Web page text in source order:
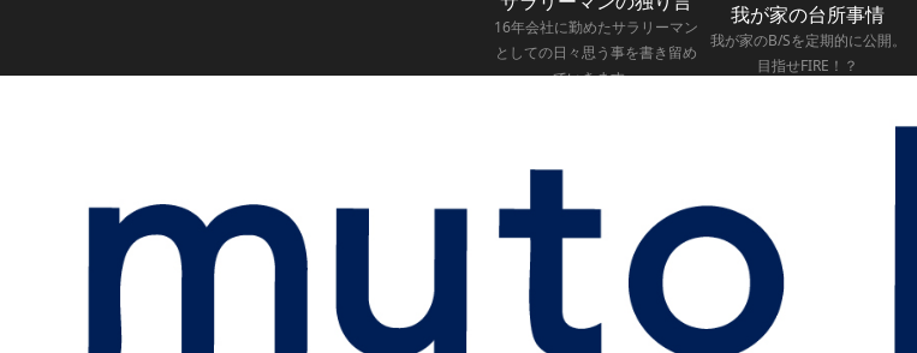
16年会社に勤めたサラリーマン
としての日々思う事を書き留め
ていきます。
我が家の台所事情
我が家のB/Sを定期的に公開。
目指せFIRE！？